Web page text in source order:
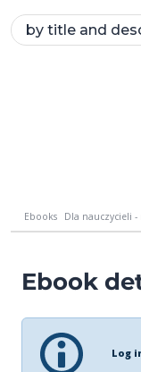
Ebooks Dla nauczycieli
Ebook
Log